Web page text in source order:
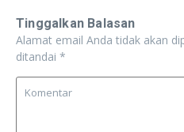
Tinggalkan Balasan
Alamat email Anda tidak akan
ditandai *